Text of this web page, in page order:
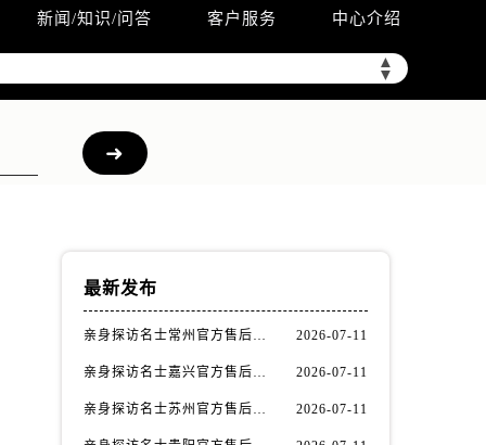
新闻/知识/问答 客户服务 中心介绍
▲
▼
最新发布
亲身探访名士常州官方售后服务中心｜全新官方服务电话与地址（2026年7月最新） 2026-07-11
亲身探访名士嘉兴官方售后服务中心｜全新地址和售后电话（2026年7月最新） 2026-07-11
亲身探访名士苏州官方售后服务中心｜服务热线与门店详细地址（2026年7月最新） 2026-07-11